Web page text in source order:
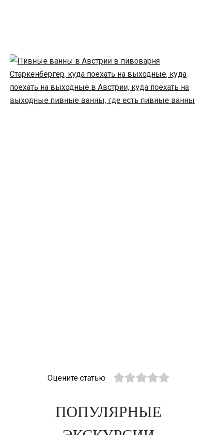
Оцените статью
ПОПУЛЯРНЫЕ